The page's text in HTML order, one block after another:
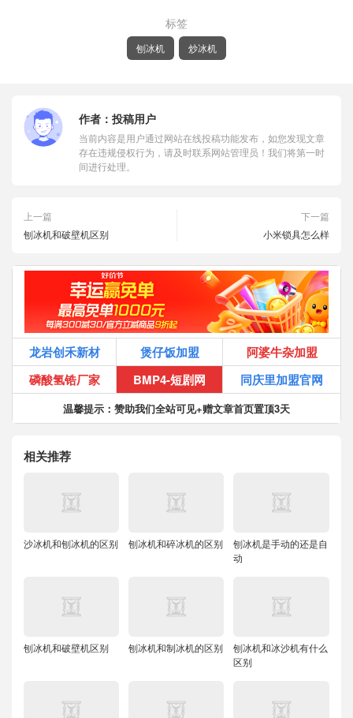
标签
刨冰机 炒冰机
作者： 投稿用户
当前内容是用户通过网站在线投稿功能发布，如您发现文章
存在违规侵权行为，请及时联系网站管理员！我们将第一时
间进行处理。
上一篇
刨冰机和破壁机区别
下一篇
小米锁具怎么样
龙岩创禾新材 煲仔饭加盟
阿婆牛杂加盟
磷酸氢锆厂家
BMP4-短剧网 同庆里加盟官网
温馨提示：赞助我们全站可见+赠文章首页置顶3天
相关推荐
沙冰机和刨冰机的区别 刨冰机和碎冰机的区别
刨冰机是手动的还是自
动
刨冰机和破壁机区别 刨冰机和制冰机的区别
刨冰机和冰沙机有什么
区别